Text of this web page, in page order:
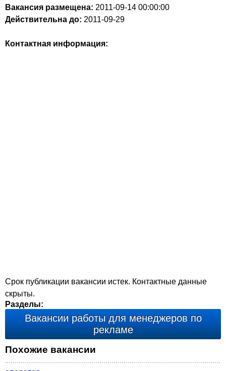
Вакансия размещена: 2011-09-14 00:00:00
Действительна до: 2011-09-29
Контактная информация:
Срок публикации вакансии истек. Контактные данные
скрыты.
Разделы:
Вакансии работы для менеджеров по
рекламе
Похожие вакансии